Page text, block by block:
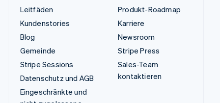
Leitfäden
Kundenstories
Blog
Gemeinde
Stripe Sessions
Datenschutz und AGB
Eingeschränkte und
Produkt-Roadmap
Karriere
Newsroom
Stripe Press
Sales-Team
kontaktieren